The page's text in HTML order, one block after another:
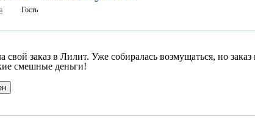
Гость
свой заказ в Лилит. Уже собиралась возмущаться, но
смешные деньги!